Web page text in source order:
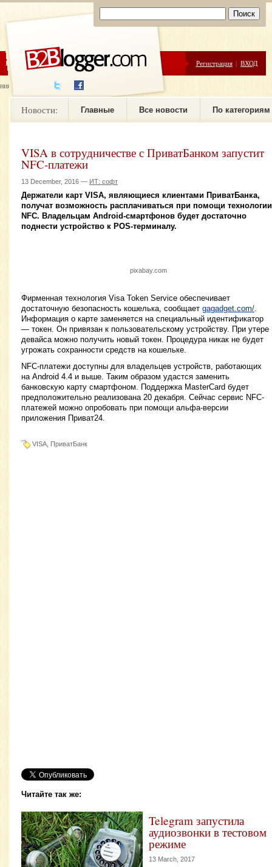
ЦЕНЫ ПОМОЩЬ Регистрация | ВХОД
новостей
Новости: Главные Все новости По категориям
VISA в сотрудничестве с ПриватБанком запустит
NFC-платежи
13 December, 2016 — ИТ: софт
Держатели карт VISA, являющиеся клиентами ПриватБанка,
получат возможность расплачиваться при помощи технологии
NFC. Владельцам Android-смартфонов будет достаточно
поднести устройство к POS-терминалу.
pixabay.com
Фирменная технология Visa Token Service обеспечивает
достаточную безопасность кошелька, сообщает gagadget.com/.
Информация о карте заменяется на специальный идентификатор
— токен. Он привязан к пользовательскому устройству. При утере
девайса можно получить новый токен. Процедура никак не будет
угрожать сохранности средств на кошельке.
NFC-платежи доступны для владельцев устройств, работающих
на Android 4.4 и выше. Таким образом удастся заменить
банковскую карту смартфоном. Поддержка MasterCard будет
предположительно реализована 20 декабря. Сейчас сервис NFC-
платежей можно опробовать при помощи альфа-версии
приложения Приват24.
VISA, ПриватБанк
Читайте так же:
Telegram запустила
аудиозвонки в тестовом
режиме
13 March, 2017